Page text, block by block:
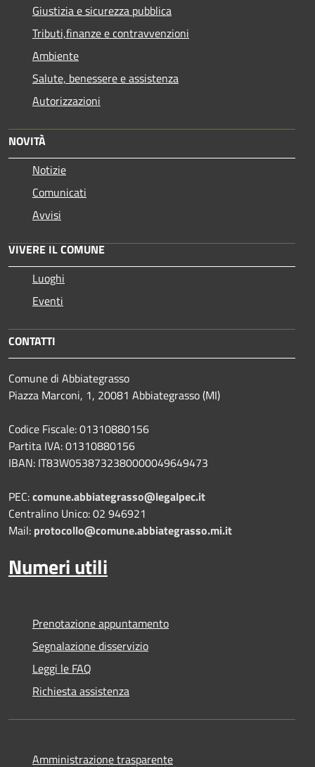
Giustizia e sicurezza pubblica
Tributi,finanze e contravvenzioni
Ambiente
Salute, benessere e assistenza
Autorizzazioni
NOVITÀ
Notizie
Comunicati
Avvisi
VIVERE IL COMUNE
Luoghi
Eventi
CONTATTI
Comune di Abbiategrasso
Piazza Marconi, 1, 20081 Abbiategrasso (MI)
Codice Fiscale: 01310880156
Partita IVA: 01310880156
IBAN: IT83W0538732380000049649473
PEC:comune.abbiategrasso@legalpec.it
Centralino Unico: 02 946921
Mail: protocollo@comune.abbiategrasso.mi.it
Numeri utili
Prenotazione appuntamento
Segnalazione disservizio
Leggi le FAQ
Richiesta assistenza
Amministrazione trasparente